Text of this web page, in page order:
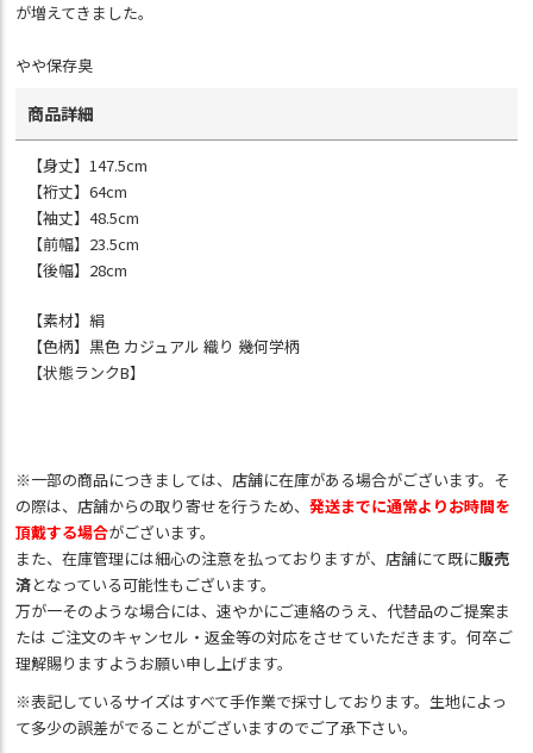
が増えてきました。
やや保存臭
商品詳細
【身丈】147.5cm
【裄丈】64cm
【袖丈】48.5cm
【前幅】23.5cm
【後幅】28cm
【素材】絹
【色柄】黒色 カジュアル 織り 幾何学柄
【状態ランクB】
※一部の商品につきましては、店舗に在庫がある場合がございます。そ
の際は、店舗からの取り寄せを行うため、発送までに通常よりお時間を
頂戴する場合がございます。
また、在庫管理には細心の注意を払っておりますが、店舗にて既に販売
済となっている可能性もございます。
万が一そのような場合には、速やかにご連絡のうえ、代替品のご提案ま
たは ご注文のキャンセル・返金等の対応をさせていただきます。何卒ご
理解賜りますようお願い申し上げます。
※表記しているサイズはすべて手作業で採寸しております。生地によっ
て多少の誤差がでることがございますのでご了承下さい。